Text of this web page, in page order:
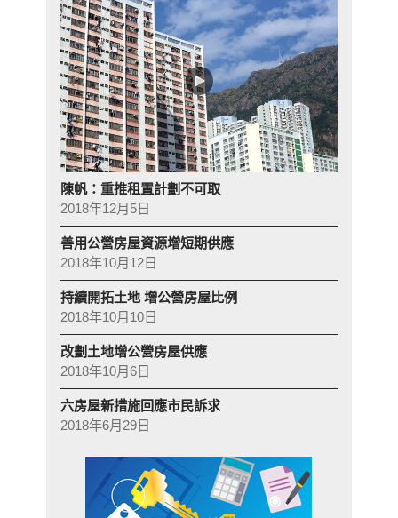
陳帆：重推租置計劃不可取
2018年12月5日
善用公營房屋資源增短期供應
2018年10月12日
持續開拓土地 增公營房屋比例
2018年10月10日
改劃土地增公營房屋供應
2018年10月6日
六房屋新措施回應市民訴求
2018年6月29日